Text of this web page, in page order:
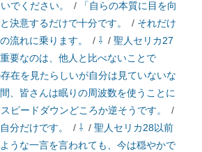
でください。 /
「自らの本質に目を向
決意するだけで十分です。
/ それだけ
流れに乗ります。
/ ⇩ / 聖人セリカ27
要なのは、他人と比べないことで
在を見たらしいが自分は見ていないな
、皆さんは眠りの周波数を使うことに
ピードダウンどころか逆そうです。
/
分だけです。
/ ⇩ / 聖人セリカ28以前
うな一言を言われても、今は穏やかで